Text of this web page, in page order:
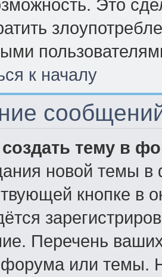
Это
к началу
тему в
новой темы
кнопке
Перечень
форума или темы.